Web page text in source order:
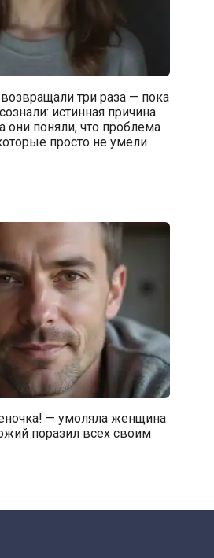
три раза — пока
истинная причина
они поняли, что проблема
просто не умели
— умоляла женщина
поразил всех своим